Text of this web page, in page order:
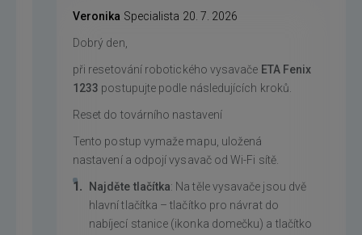
Veronika Specialista 20. 7. 2026
Dobrý den,
při resetování robotického vysavače ETA Fenix
1233 postupujte podle následujících kroků.
Reset do továrního nastavení
Tento postup vymaže mapu, uložená
nastavení a odpojí vysavač od Wi-Fi sítě.
Najděte tlačítka: Na těle vysavače jsou dvě
hlavní tlačítka – tlačítko pro návrat do
nabíjecí stanice (ikonka domečku) a tlačítko